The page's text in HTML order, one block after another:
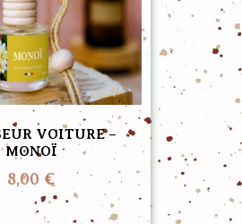
VOITURE –
MONOÏ
8,00 €